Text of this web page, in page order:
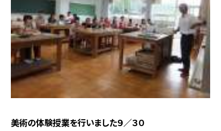
美術の体験授業を行いました９／３０